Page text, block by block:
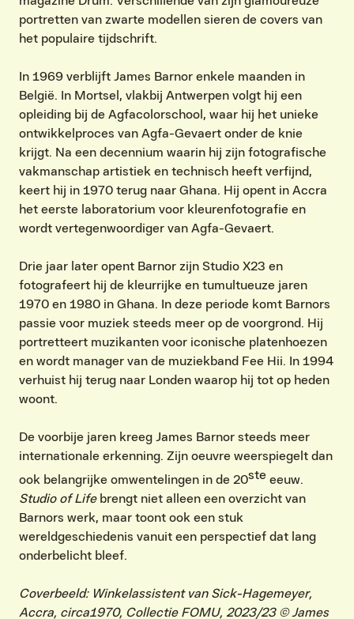
portretten van zwarte modellen sieren de covers van
het populaire tijdschrift. ​
In 1969 verblijft James Barnor enkele maanden in
België. In Mortsel, vlakbij Antwerpen volgt hij een
opleiding bij de Agfacolorschool, waar hij het unieke
ontwikkelproces van Agfa-Gevaert onder de knie
krijgt. Na een decennium waarin hij zijn fotografische
vakmanschap artistiek en technisch heeft verfijnd,
keert hij in 1970 terug naar Ghana. Hij opent in Accra
het eerste laboratorium voor kleurenfotografie en
wordt vertegenwoordiger van Agfa-Gevaert. ​
Drie jaar later opent Barnor zijn Studio X23 en
fotografeert hij de kleurrijke en tumultueuze jaren
1970 en 1980 in Ghana. In deze periode komt Barnors
passie voor muziek steeds meer op de voorgrond. Hij
portretteert muzikanten voor iconische platenhoezen
en wordt manager van de muziekband Fee Hii. In 1994
verhuist hij terug naar Londen waarop hij tot op heden
woont.
De voorbije jaren kreeg James Barnor steeds meer
internationale erkenning. Zijn oeuvre weerspiegelt dan
ook belangrijke omwentelingen in de 20ste eeuw.
Studio of Lifebrengt niet alleen een overzicht van
Barnors werk, maar toont ook een stuk
wereldgeschiedenis vanuit een perspectief dat lang
onderbelicht bleef. ​
Coverbeeld: Winkelassistent van Sick-Hagemeyer,
Accra, circa1970, Collectie FOMU, 2023/23 © James